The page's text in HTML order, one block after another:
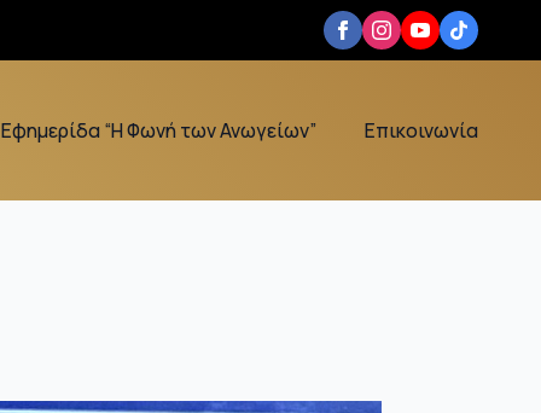
Εφημερίδα “Η Φωνή των Ανωγείων” Επικοινωνία